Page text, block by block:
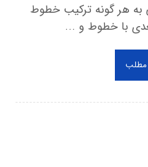
هر گونه ترکیب خطوط
با خطوط و ...
مطلب